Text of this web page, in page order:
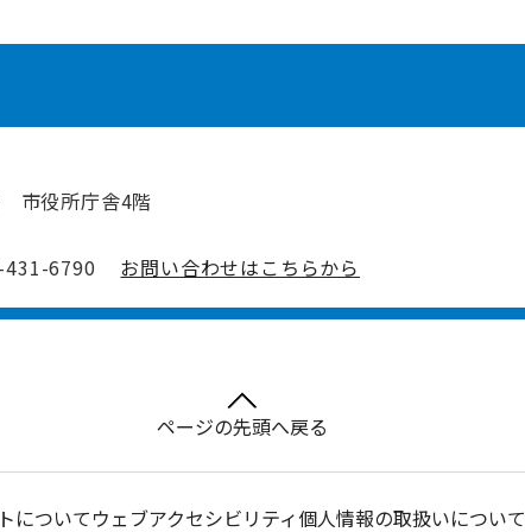
市役所庁舎4階
431-6790 お問い合わせはこちらから
ページの先頭へ戻る
についてウェブアクセシビリティ個人情報の取扱いについて